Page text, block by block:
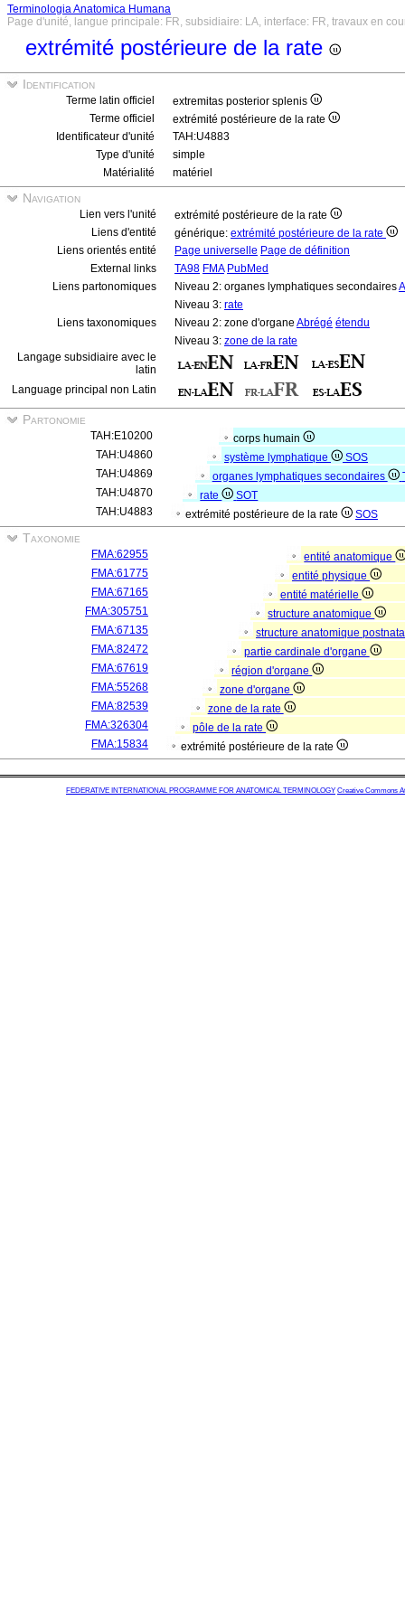
Terminologia Anatomica Humana
Page d'unité, langue principale: FR, subsidiaire: LA, interface: FR, travaux en
extrémité postérieure de la rate
Identification
Terme latin officiel
extremitas posterior splenis
Terme officiel
extrémité postérieure de la rate
Identificateur d'unité
TAH:U4883
Type d'unité
simple
Matérialité
matériel
Navigation
Lien vers l'unité
extrémité postérieure de la rate
Liens d'entité
générique: extrémité postérieure de la rate
Liens orientés entité
Page universelle Page de définition
External links
TA98 FMA PubMed
Liens partonomiques
Niveau 2: organes lymphatiques secondaires
Niveau 3: rate
Liens taxonomiques
Niveau 2: zone d'organe Abrégé étendu
Niveau 3: zone de la rate
Langage subsidiaire avec le
latin
Language principal non Latin
Partonomie
TAH:E10200
corps humain
TAH:U4860
système lymphatique
SOS
TAH:U4869
organes lymphatiques secondaires
TAH:U4870
rate
SOT
TAH:U4883
extrémité postérieure de la rate SOS
Taxonomie
FMA:62955
entité anatomique
FMA:61775
entité physique
FMA:67165
entité matérielle
FMA:305751
structure anatomique
FMA:67135
structure anatomique
FMA:82472
partie cardinale d'organe
FMA:67619
région d'organe
FMA:55268
zone d'organe
FMA:82539
zone de la rate
FMA:326304
pôle de la rate
FMA:15834
extrémité postérieure de la rate
FEDERATIVE INTERNATIONAL PROGRAMME FOR ANATOMICAL TERMINOLOGY Creative Commons